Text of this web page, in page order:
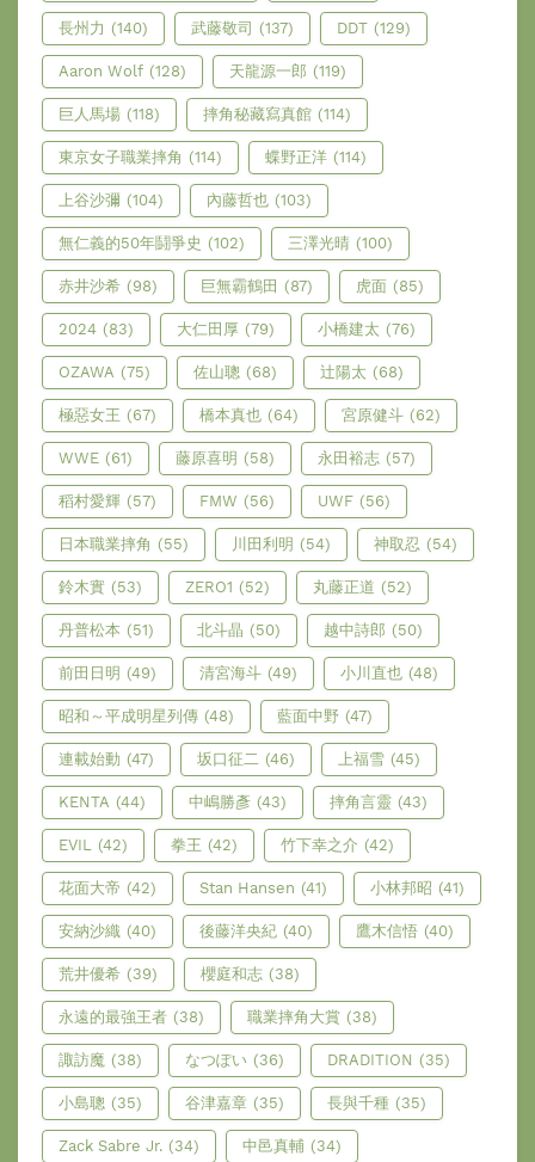
長州力 (140) 武藤敬司 (137) DDT (129)
Aaron Wolf (128) 天龍源一郎 (119)
巨人馬場 (118) 摔角秘藏寫真館 (114)
東京女子職業摔角 (114) 蝶野正洋 (114)
上谷沙彌 (104) 內藤哲也 (103)
無仁義的50年鬪爭史 (102) 三澤光晴 (100)
赤井沙希 (98) 巨無霸鶴田 (87) 虎面 (85)
2024 (83) 大仁田厚 (79) 小橋建太 (76)
OZAWA (75) 佐山聰 (68) 辻陽太 (68)
極惡女王 (67) 橋本真也 (64) 宮原健斗 (62)
WWE (61) 藤原喜明 (58) 永田裕志 (57)
稻村愛輝 (57) FMW (56) UWF (56)
日本職業摔角 (55) 川田利明 (54) 神取忍 (54)
鈴木實 (53) ZERO1 (52) 丸藤正道 (52)
丹普松本 (51) 北斗晶 (50) 越中詩郎 (50)
前田日明 (49) 清宮海斗 (49) 小川直也 (48)
昭和～平成明星列傳 (48) 藍面中野 (47)
連載始動 (47) 坂口征二 (46) 上福雪 (45)
KENTA (44) 中嶋勝彥 (43) 摔角言靈 (43)
EVIL (42) 拳王 (42) 竹下幸之介 (42)
花面大帝 (42) Stan Hansen (41) 小林邦昭 (41)
安納沙織 (40) 後藤洋央紀 (40) 鷹木信悟 (40)
荒井優希 (39) 櫻庭和志 (38)
永遠的最強王者 (38) 職業摔角大賞 (38)
諏訪魔 (38) なつぽい (36) DRADITION (35)
小島聰 (35) 谷津嘉章 (35) 長與千種 (35)
Zack Sabre Jr. (34) 中邑真輔 (34)